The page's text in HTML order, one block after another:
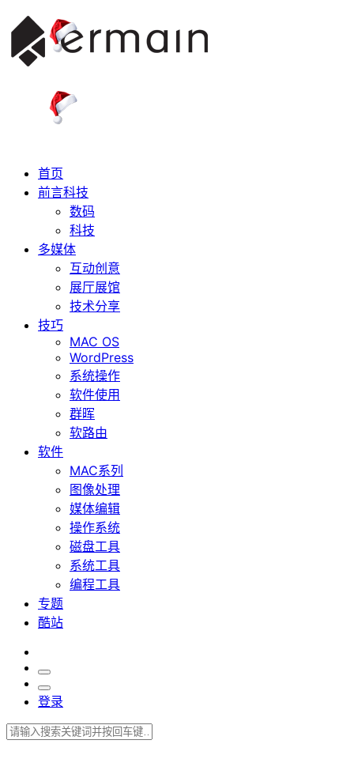
首页
前言科技
数码
科技
多媒体
互动创意
展厅展馆
技术分享
技巧
MAC OS
WordPress
系统操作
软件使用
群晖
软路由
软件
MAC系列
图像处理
媒体编辑
操作系统
磁盘工具
系统工具
编程工具
专题
酷站
登录